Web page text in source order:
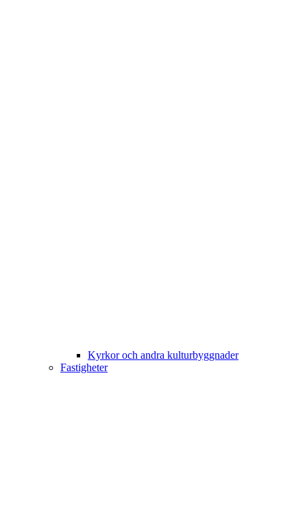
Kyrkor och andra kulturbyggnader
Fastigheter